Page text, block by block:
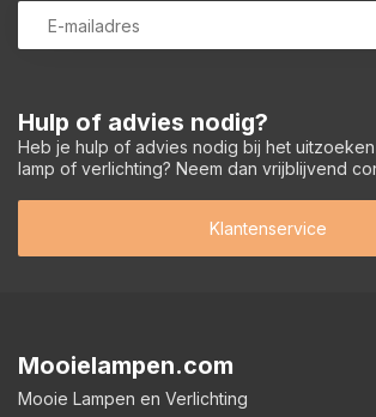
Hulp of advies nodig?
Heb je hulp of advies nodig bij het
lamp of verlichting? Neem dan vrijblijvend
Klantenservice
Mooielampen.com
Mooie Lampen en Verlichting